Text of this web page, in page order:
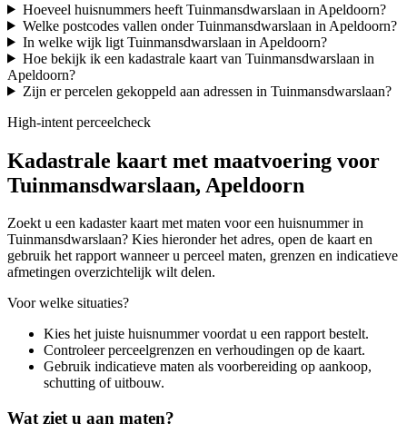
Hoeveel huisnummers heeft Tuinmansdwarslaan in Apeldoorn?
Welke postcodes vallen onder Tuinmansdwarslaan in Apeldoorn?
In welke wijk ligt Tuinmansdwarslaan in Apeldoorn?
Hoe bekijk ik een kadastrale kaart van Tuinmansdwarslaan in
Apeldoorn?
Zijn er percelen gekoppeld aan adressen in Tuinmansdwarslaan?
High-intent perceelcheck
Kadastrale kaart met maatvoering voor
Tuinmansdwarslaan, Apeldoorn
Zoekt u een kadaster kaart met maten voor een huisnummer in
Tuinmansdwarslaan? Kies hieronder het adres, open de kaart en
gebruik het rapport wanneer u perceel maten, grenzen en indicatieve
afmetingen overzichtelijk wilt delen.
Voor welke situaties?
Kies het juiste huisnummer voordat u een rapport bestelt.
Controleer perceelgrenzen en verhoudingen op de kaart.
Gebruik indicatieve maten als voorbereiding op aankoop,
schutting of uitbouw.
Wat ziet u aan maten?